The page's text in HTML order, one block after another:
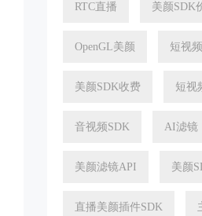
RTC直播 美颜SDK
OpenGL美颜 短视
美颜SDK收费 短视
音视频SDK AI滤镜
美颜滤镜API 美颜
直播美颜插件SDK